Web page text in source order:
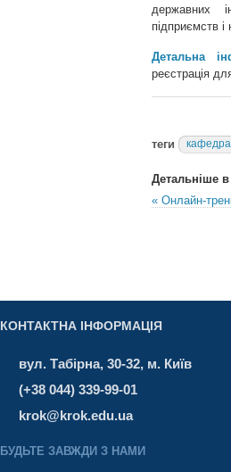
державних
підприємств
Детальна
реєстрація
теги кафедра
Детальніше в
« Онлайн-
КОНТАКТНА ІНФОРМАЦІЯ
вул. Табірна, 30-32, м. Київ
(+38 044) 339-99-01
krok@krok.edu.ua
БУДЬТЕ ЗАВЖДИ З НАМИ